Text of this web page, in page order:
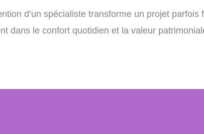
d’un spécialiste transforme un projet parfois
dans le confort quotidien et la valeur